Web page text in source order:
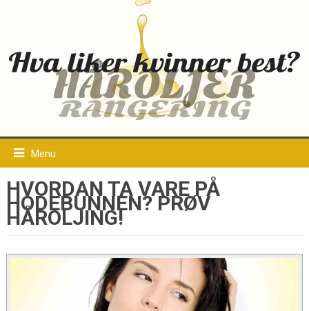
Menu
HVORDAN TA VARE PÅ
HODEBUNNEN? PRØV
HÅROLJING!